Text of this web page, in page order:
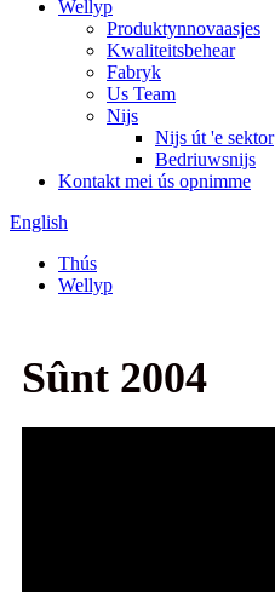
Wellyp
Produktynnovaasjes
Kwaliteitsbehear
Fabryk
Us Team
Nijs
Nijs út 'e sektor
Bedriuwsnijs
Kontakt mei ús opnimme
English
Thús
Wellyp
Sûnt 2004